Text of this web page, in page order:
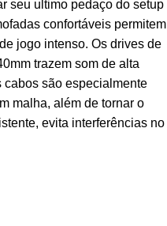
seu ultimo pedaço do setup
confortáveis permitem
jogo intenso. Os drives de
trazem som de alta
cabos são especialmente
malha, além de tornar o
evita interferências no